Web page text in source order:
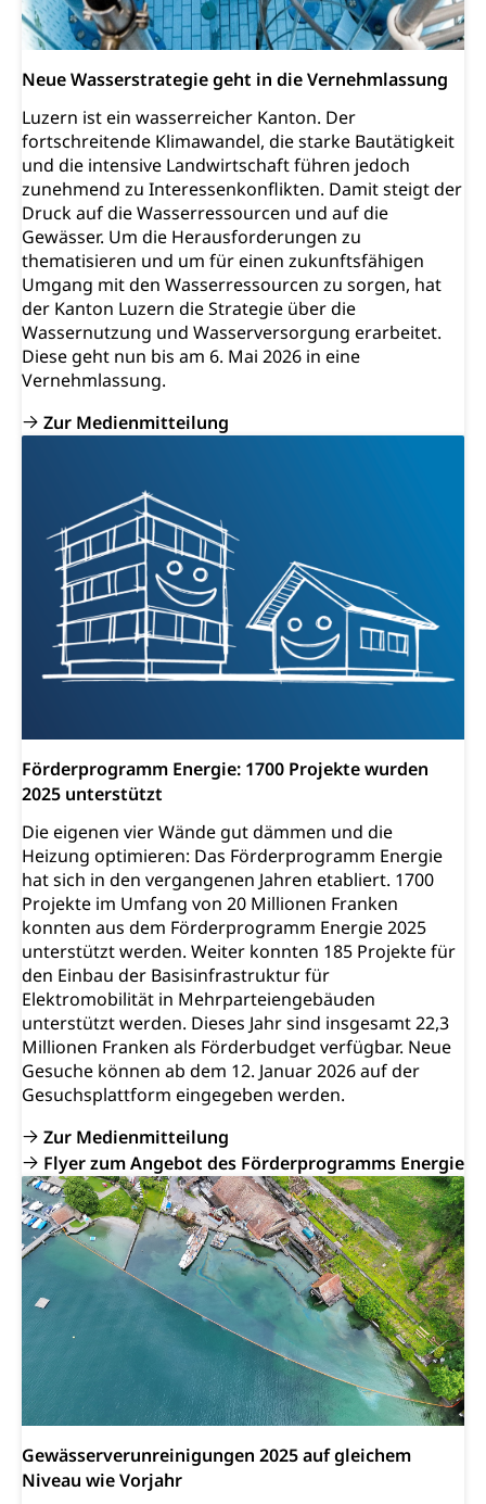
Neue Wasserstrategie geht in die Vernehmlassung
Luzern ist ein wasserreicher Kanton. Der
fortschreitende Klimawandel, die starke Bautätigkeit
und die intensive Landwirtschaft führen jedoch
zunehmend zu Interessenkonflikten. Damit steigt der
Druck auf die Wasserressourcen und auf die
Gewässer. Um die Herausforderungen zu
thematisieren und um für einen zukunftsfähigen
Umgang mit den Wasserressourcen zu sorgen, hat
der Kanton Luzern die Strategie über die
Wassernutzung und Wasserversorgung erarbeitet.
Diese geht nun bis am 6. Mai 2026 in eine
Vernehmlassung.
Zur Medienmitteilung
Förderprogramm Energie: 1700 Projekte wurden
2025 unterstützt
Die eigenen vier Wände gut dämmen und die
Heizung optimieren: Das Förderprogramm Energie
hat sich in den vergangenen Jahren etabliert. 1700
Projekte im Umfang von 20 Millionen Franken
konnten aus dem Förderprogramm Energie 2025
unterstützt werden. Weiter konnten 185 Projekte für
den Einbau der Basisinfrastruktur für
Elektromobilität in Mehrparteiengebäuden
unterstützt werden. Dieses Jahr sind insgesamt 22,3
Millionen Franken als Förderbudget verfügbar. Neue
Gesuche können ab dem 12. Januar 2026 auf der
Gesuchsplattform eingegeben werden.
Zur Medienmitteilung
Flyer zum Angebot des Förderprogramms Energie
Gewässerverunreinigungen 2025 auf gleichem
Niveau wie Vorjahr